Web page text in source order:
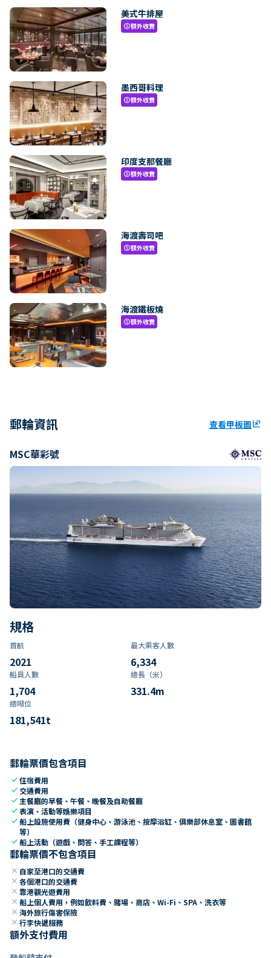
美式牛排屋
paid額外收費
墨西哥料理
paid額外收費
印度支那餐廳
paid額外收費
海渡壽司吧
paid額外收費
海渡鐵板燒
paid額外收費
郵輪資訊 查看甲板圖ungroup
MSC華彩號
規格
首航
2021
最大乘客人數
6,334
船員人數
1,704
總長（米）
331.4m
總噸位
181,541t
郵輪票價包含項目
check住宿費用
check 交通費用
check 主餐廳的早餐、午餐、晚餐及自助餐廳
check表演、活動等娛樂項目
check船上設施使用費（健身中心、游泳池、按摩浴缸、俱樂部休息室、圖書館
等）
check船上活動（遊戲、問答、手工課程等）
郵輪票價不包含項目
close 自家至港口的交通費
close 各個港口的交通費
close 靠港觀光遊費用
close 船上個人費用，例如飲料費、賭場、商店、Wi-Fi、SPA、洗衣等
close 海外旅行傷害保險
close 行李快遞服務
額外支付費用